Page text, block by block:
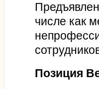
числе как
Позиция